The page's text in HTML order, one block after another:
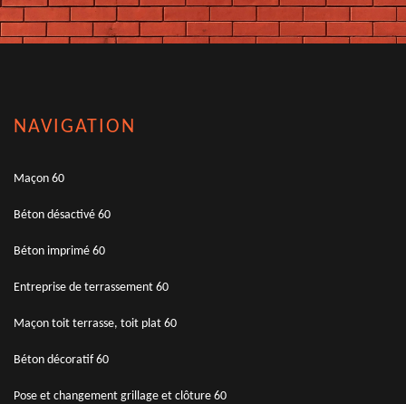
NAVIGATION
Maçon 60
Béton désactivé 60
Béton imprimé 60
Entreprise de terrassement 60
Maçon toit terrasse, toit plat 60
Béton décoratif 60
Pose et changement grillage et clôture 60